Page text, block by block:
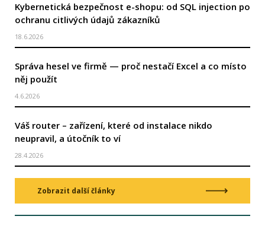
Kybernetická bezpečnost e-shopu: od SQL injection po
ochranu citlivých údajů zákazníků
18.6.2026
Správa hesel ve firmě — proč nestačí Excel a co místo
něj použít
4.6.2026
Váš router – zařízení, které od instalace nikdo
neupravil, a útočník to ví
28.4.2026
Zobrazit další články